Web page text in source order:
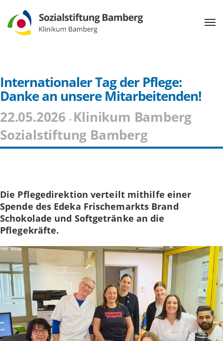
Internationaler Tag der Pflege:
Danke an unsere Mitarbeitenden!
22.05.2026 - Klinikum Bamberg
Sozialstiftung Bamberg
Die Pflegedirektion verteilt mithilfe einer
Spende des Edeka Frischemarkts Brand
Schokolade und Softgetränke an die
Pflegekräfte.